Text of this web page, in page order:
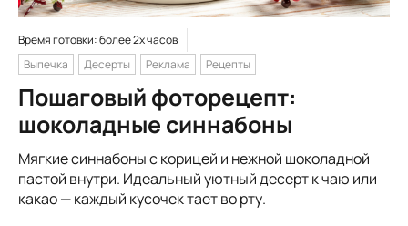
Время готовки: более 2х часов
Выпечка
Десерты Реклама Рецепты
Пошаговый фоторецепт:
шоколадные синнабоны
Мягкие синнабоны с корицей и нежной шоколадной
пастой внутри. Идеальный уютный десерт к чаю или
какао — каждый кусочек тает во рту.